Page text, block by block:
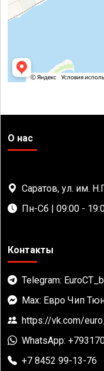
О нас
Саратов, ул. им.
Пн-Сб | 09:00 -
Контакты
Telegram:
Max: Евро Чип
https://vk.com/
WhatsApp:
+7 8452 99-13-76